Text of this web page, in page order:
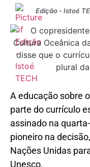
Edição - Istoé
A educação sobre
parte do currículo
assinado na
pioneiro na
Nações Unidas
Unesco.